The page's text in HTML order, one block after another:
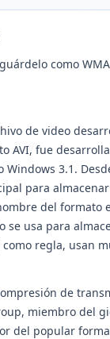
como
de video
AVI, fue
Windows 3.1.
para
del
se usa para
como regla, usan
de
miembro del
del popular